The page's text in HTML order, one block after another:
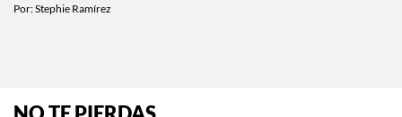
Por:Stephie Ramírez